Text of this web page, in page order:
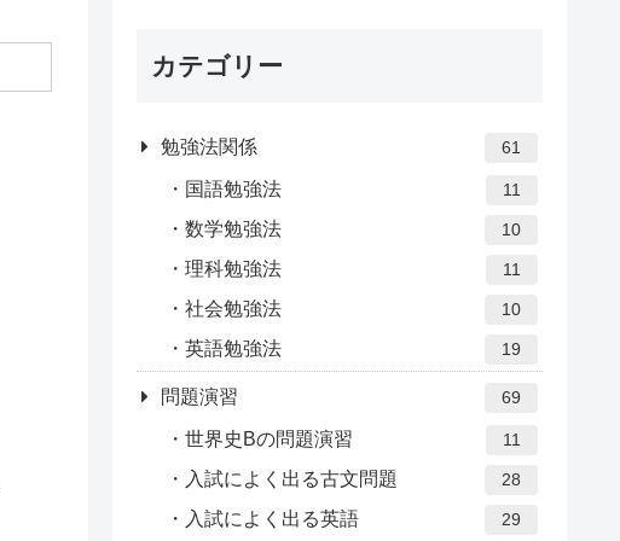
カテゴリー
勉強法関係 61
国語勉強法 11
数学勉強法 10
理科勉強法 11
社会勉強法 10
英語勉強法 19
問題演習 69
世界史Bの問題演習 11
入試によく出る古文問題 28
入試によく出る英語 29